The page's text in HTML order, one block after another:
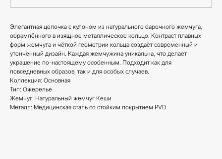
Элегантная цепочка с кулоном из натурального барочного жемчуга,
обрамлённого в изящное металлическое кольцо. Контраст плавных
форм жемчуга и чёткой геометрии кольца создаёт современный и
утончённый дизайн. Каждая жемчужина уникальна, что делает
украшение по-настоящему особенным. Подходит как для
повседневных образов, так и для особых случаев.
Коллекция: Основная
Тип: Ожерелье
Жемчуг: Натуральный жемчуг Кеши
Металл: Медицинская сталь со стойким покрытием PVD